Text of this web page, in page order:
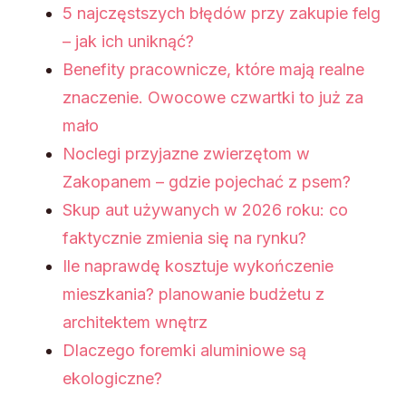
5 najczęstszych błędów przy zakupie felg
– jak ich uniknąć?
Benefity pracownicze, które mają realne
znaczenie. Owocowe czwartki to już za
mało
Noclegi przyjazne zwierzętom w
Zakopanem – gdzie pojechać z psem?
Skup aut używanych w 2026 roku: co
faktycznie zmienia się na rynku?
Ile naprawdę kosztuje wykończenie
mieszkania? planowanie budżetu z
architektem wnętrz
Dlaczego foremki aluminiowe są
ekologiczne?